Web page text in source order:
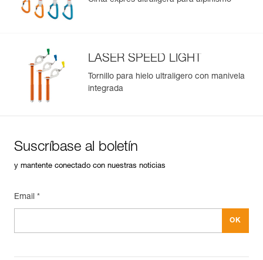
: Peso con acolchados: 140 g
Garantía : 3 Años
LASER SPEED LIGHT
Tornillo para hielo ultraligero con manivela
integrada
Suscríbase al boletín
y mantente conectado con nuestras noticias
Email *